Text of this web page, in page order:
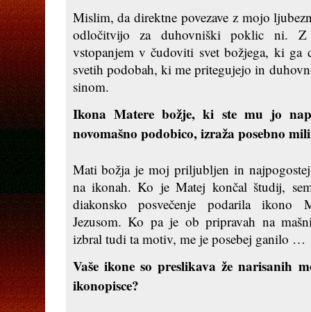
Mislim, da direktne povezave z mojo
odločitvijo za duhovniški poklic ni. Z
vstopanjem v čudoviti svet božjega, ki
svetih podobah, ki me pritegujejo in
sinom.
Ikona Matere božje, ki ste mu jo
novomašno podobico, izraža posebno
Mati božja je moj priljubljen in
na ikonah. Ko je Matej končal študij,
diakonsko posvečenje podarila ikono
Jezusom. Ko pa je ob pripravah na
izbral tudi ta motiv, me je posebej ganilo …
Vaše ikone so preslikava že narisanih
ikonopisce?